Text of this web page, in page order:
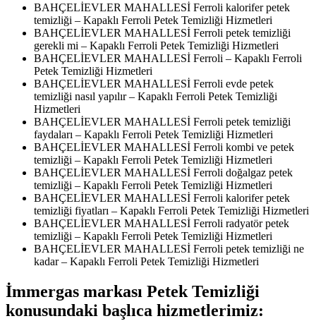
BAHÇELİEVLER MAHALLESİ Ferroli kalorifer petek
temizliği – Kapaklı Ferroli Petek Temizliği Hizmetleri
BAHÇELİEVLER MAHALLESİ Ferroli petek temizliği
gerekli mi – Kapaklı Ferroli Petek Temizliği Hizmetleri
BAHÇELİEVLER MAHALLESİ Ferroli – Kapaklı Ferroli
Petek Temizliği Hizmetleri
BAHÇELİEVLER MAHALLESİ Ferroli evde petek
temizliği nasıl yapılır – Kapaklı Ferroli Petek Temizliği
Hizmetleri
BAHÇELİEVLER MAHALLESİ Ferroli petek temizliği
faydaları – Kapaklı Ferroli Petek Temizliği Hizmetleri
BAHÇELİEVLER MAHALLESİ Ferroli kombi ve petek
temizliği – Kapaklı Ferroli Petek Temizliği Hizmetleri
BAHÇELİEVLER MAHALLESİ Ferroli doğalgaz petek
temizliği – Kapaklı Ferroli Petek Temizliği Hizmetleri
BAHÇELİEVLER MAHALLESİ Ferroli kalorifer petek
temizliği fiyatları – Kapaklı Ferroli Petek Temizliği Hizmetleri
BAHÇELİEVLER MAHALLESİ Ferroli radyatör petek
temizliği – Kapaklı Ferroli Petek Temizliği Hizmetleri
BAHÇELİEVLER MAHALLESİ Ferroli petek temizliği ne
kadar – Kapaklı Ferroli Petek Temizliği Hizmetleri
İmmergas markası Petek Temizliği
konusundaki başlıca hizmetlerimiz: